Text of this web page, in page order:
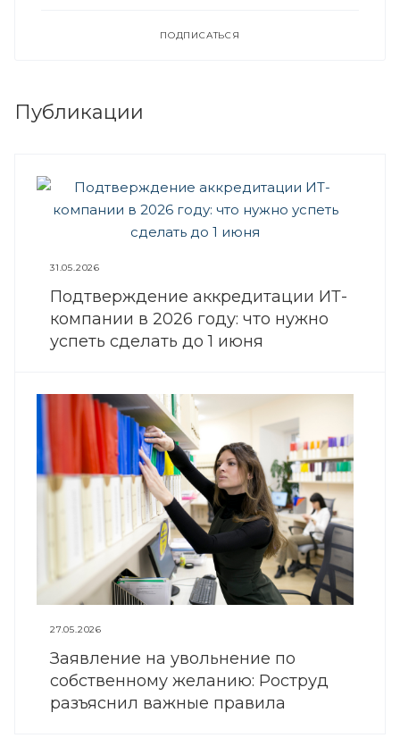
ПОДПИСАТЬСЯ
Публикации
31.05.2026
Подтверждение аккредитации ИТ-
компании в 2026 году: что нужно
успеть сделать до 1 июня
27.05.2026
Заявление на увольнение по
собственному желанию: Роструд
разъяснил важные правила